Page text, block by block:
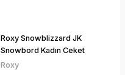
Roxy Snowblizzard JK
Snowbord Kadın Ceket
Roxy